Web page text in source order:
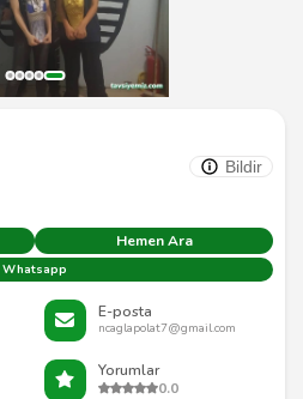
Bildir
Hemen Ara
Whatsapp
E-posta
ncaglapolat7@gmail.com
Yorumlar
0.0